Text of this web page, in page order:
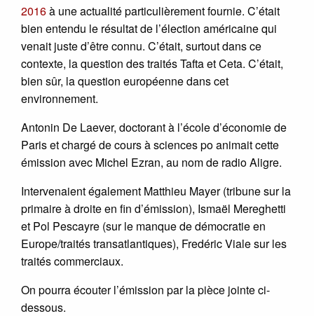
2016à une actualité particulièrement fournie. C’était
bien entendu le résultat de l’élection américaine qui
venait juste d’être connu. C’était, surtout dans ce
contexte, la question des traités Tafta et Ceta. C’était,
bien sûr, la question européenne dans cet
environnement.
Antonin De Laever, doctorant à l’école d’économie de
Paris et chargé de cours à sciences po animait cette
émission avec Michel Ezran, au nom de radio Aligre.
Intervenaient également Matthieu Mayer (tribune sur la
primaire à droite en fin d’émission), Ismaël Mereghetti
et Pol Pescayre (sur le manque de démocratie en
Europe/traités transatlantiques), Fredéric Viale sur les
traités commerciaux.
On pourra écouter l’émission par la pièce jointe ci-
dessous.